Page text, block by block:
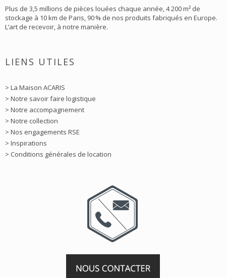
Plus de 3,5 millions de pièces louées chaque année, 4 200 m² de
stockage à 10 km de Paris, 90 % de nos produits fabriqués en Europe.
L’art de recevoir, à notre manière.
LIENS UTILES
> La Maison ACARIS
> Notre savoir faire logistique
> Notre accompagnement
> Notre collection
> Nos engagements RSE
> Inspirations
> Conditions générales de location